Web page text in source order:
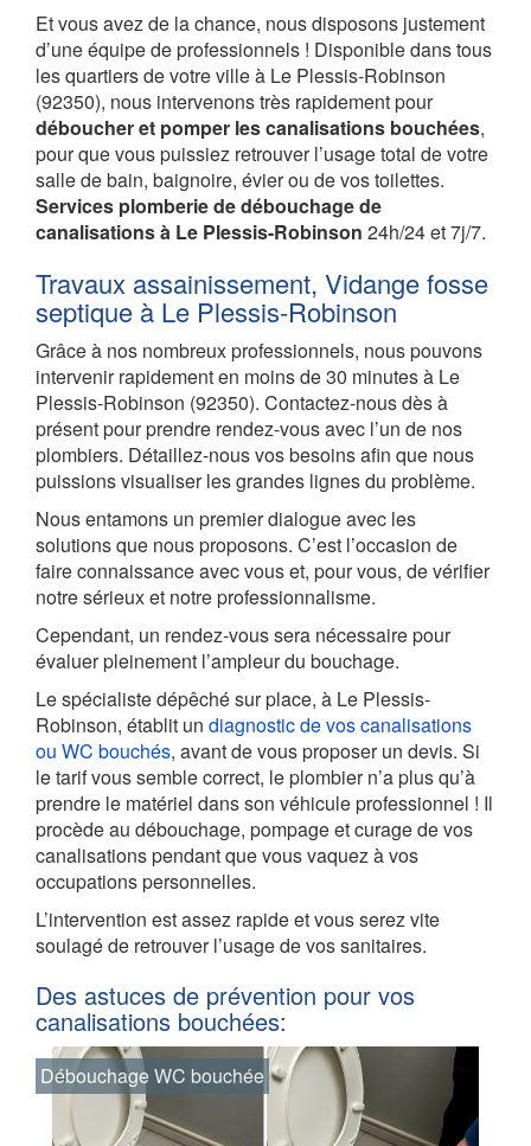
Et vous avez de la chance, nous disposons justement
d’une équipe de professionnels ! Disponible dans tous
les quartiers de votre ville à Le Plessis-Robinson
(92350), nous intervenons très rapidement pour
déboucher et pomper les canalisations bouchées,
pour que vous puissiez retrouver l’usage total de votre
salle de bain, baignoire, évier ou de vos toilettes.
Services plomberie de débouchage de
canalisations à Le Plessis-Robinson 24h/24 et 7j/7.
Travaux assainissement, Vidange fosse
septique à Le Plessis-Robinson
Grâce à nos nombreux professionnels, nous pouvons
intervenir rapidement en moins de 30 minutes à Le
Plessis-Robinson (92350). Contactez-nous dès à
présent pour prendre rendez-vous avec l’un de nos
plombiers. Détaillez-nous vos besoins afin que nous
puissions visualiser les grandes lignes du problème.
Nous entamons un premier dialogue avec les
solutions que nous proposons. C’est l’occasion de
faire connaissance avec vous et, pour vous, de vérifier
notre sérieux et notre professionnalisme.
Cependant, un rendez-vous sera nécessaire pour
évaluer pleinement l’ampleur du bouchage.
Le spécialiste dépêché sur place, à Le Plessis-
Robinson, établit un diagnostic de vos canalisations
ou WC bouchés, avant de vous proposer un devis. Si
le tarif vous semble correct, le plombier n’a plus qu’à
prendre le matériel dans son véhicule professionnel ! Il
procède au débouchage, pompage et curage de vos
canalisations pendant que vous vaquez à vos
occupations personnelles.
L’intervention est assez rapide et vous serez vite
soulagé de retrouver l’usage de vos sanitaires.
Des astuces de prévention pour vos
canalisations bouchées:
Débouchage WC bouchée